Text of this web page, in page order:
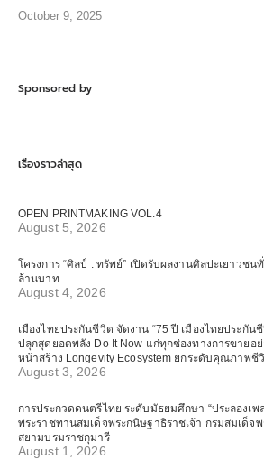
October 9, 2025
Sponsored by
เรื่องราวล่าสุด
OPEN PRINTMAKING VOL.4
August 5, 2026
โครงการ “ศิลป์ : ทรัพย์” เปิดรับผลงานศิลปะเยาวชน
ล้านบาท
August 4, 2026
เมืองไทยประกันชีวิต จัดงาน “75 ปี เมืองไทยประกั
ปลุกสุดยอดพลัง Do It Now แก่ทุกช่องทางการขายอ
หน้าสร้าง Longevity Ecosystem ยกระดับคุณภาพชี
August 3, 2026
การประกวดดนตรีไทย ระดับมัธยมศึกษา “ประลองเพ
พระราชทานสมเด็จพระกนิษฐาธิราชเจ้า กรมสมเด็จ
สยามบรมราชกุมารี
August 1, 2026